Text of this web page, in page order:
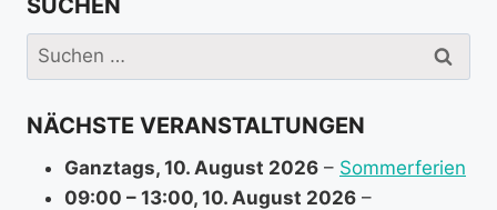
e
i
n
o
Suchen
nach:
NÄCHSTE VERANSTALTUNGEN
Ganztags, 10. August 2026 – Sommerferien
09:00 – 13:00, 10. August 2026 –